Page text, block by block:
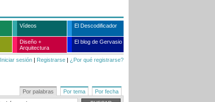
Vídeos El Descodificador
Diseño +
Arquitectura
El blog de Gervasio
Iniciar sesión | Registrarse | ¿Por qué registrarse?
Por palabras Por tema Por fecha